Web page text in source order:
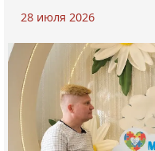
28 июля 2026